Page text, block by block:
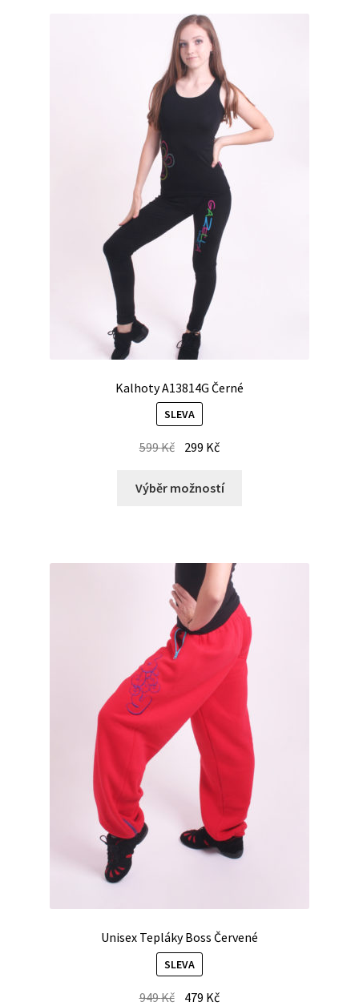
Kalhoty A13814G Černé
SLEVA
599Kč 299 Kč
Výběr možností
Unisex Tepláky Boss Červené
SLEVA
949Kč 479 Kč